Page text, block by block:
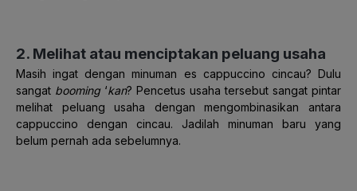
2. Melihat atau menciptakan peluang usaha
Masih ingat dengan minuman es cappuccino cincau? Dulu
sangat booming‘kan? Pencetus usaha tersebut sangat pintar
melihat peluang usaha dengan mengombinasikan antara
cappuccino dengan cincau. Jadilah minuman baru yang
belum pernah ada sebelumnya.